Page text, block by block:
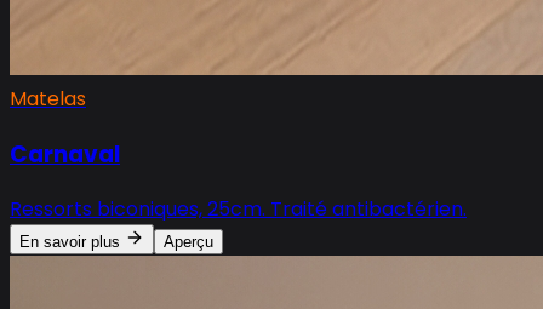
Matelas
Carnaval
Ressorts biconiques, 25cm. Traité antibactérien.
En savoir plus Aperçu